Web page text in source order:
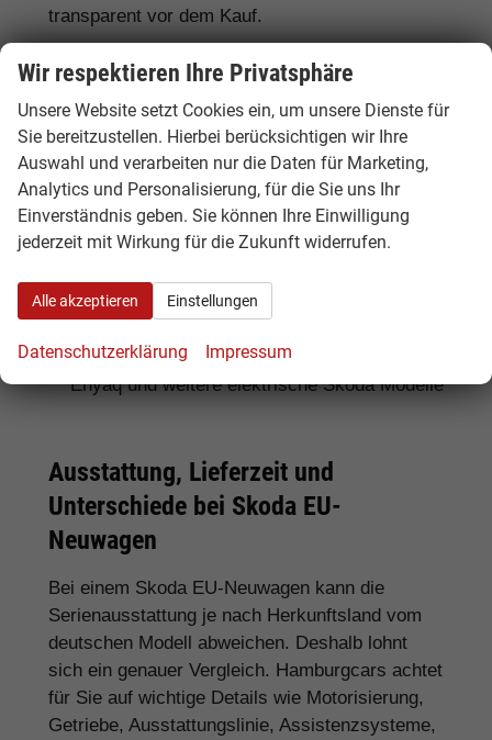
transparent vor dem Kauf.
Für Familien: Skoda Octavia, Superb,
Für Pendler:Skoda Fabia, Scala, Octavia
und Kamiq
Für Vielfahrer:Skoda Octavia, Superb und
Diesel- oder Automatikmodelle
Für SUV-Fans:Skoda Kamiq, Karoq, Kodiaq
und Enyaq
Für Elektroauto-Interessenten:
Enyaq und weitere elektrische Skoda Modelle
Ausstattung, Lieferzeit und
Unterschiede bei Skoda EU-
Neuwagen
Bei einem Skoda EU-Neuwagen kann die
Serienausstattung je nach Herkunftsland vom
deutschen Modell abweichen. Deshalb lohnt
sich ein genauer Vergleich. Hamburgcars achtet
für Sie auf wichtige Details wie Motorisierung,
Getriebe, Ausstattungslinie, Assistenzsysteme,
Wir respektieren Ihre Privatsphäre
Unsere Website setzt Cookies ein, um unsere Dienste für
Sie bereitzustellen. Hierbei berücksichtigen wir Ihre
Auswahl und verarbeiten nur die Daten für Marketing,
Analytics und Personalisierung, für die Sie uns Ihr
Einverständnis geben. Sie können Ihre Einwilligung
jederzeit mit Wirkung für die Zukunft widerrufen.
Alle akzeptieren Einstellungen
Datenschutzerklärung Impressum